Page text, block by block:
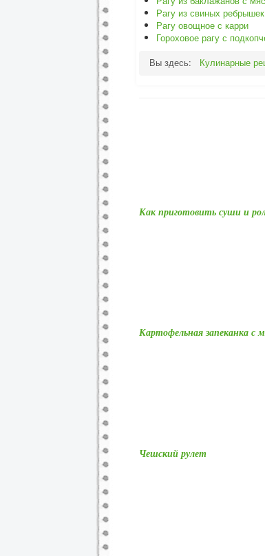
Рагу из свиных
Рагу овощное с карри
Гороховое рагу с
Вы здесь:
Кулинарные
Как приготовить суши и
Картофельная запеканка с
Чешский рулет